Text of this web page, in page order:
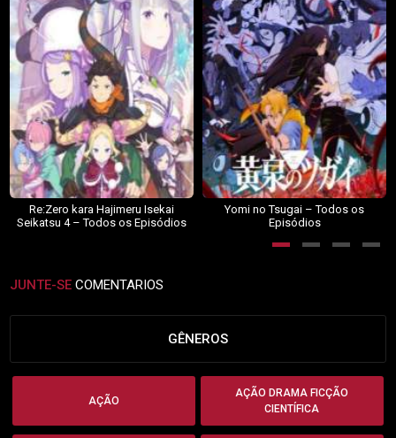
Re:Zero kara Hajimeru Isekai
Seikatsu 4 – Todos os Episódios
Yomi no Tsugai – Todos os
Episódios
JUNTE-SE COMENTARIOS
GÊNEROS
AÇÃO
AÇÃO DRAMA FICÇÃO
CIENTÍFICA